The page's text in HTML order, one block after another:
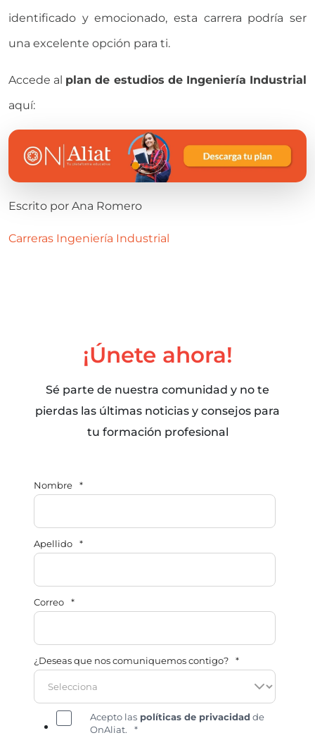
identificado y emocionado, esta carrera podría ser
una excelente opción para ti.
Accede al plan de estudios de Ingeniería Industrial
aquí:
Escrito por Ana Romero
Carreras Ingeniería Industrial
¡Únete ahora!
Sé parte de nuestra comunidad y no te
pierdas las últimas noticias y consejos para
tu formación profesional
Nombre *
Apellido *
Correo *
¿Deseas que nos comuniquemos contigo? *
Acepto las políticas de privacidad de
OnAliat.
*